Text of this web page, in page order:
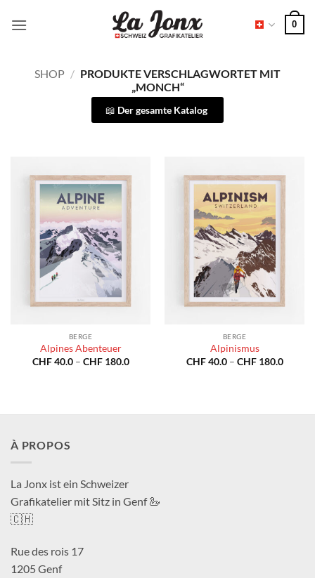
Inhalt
0
SHOP / PRODUKTE VERSCHLAGWORTET MIT
„MONCH“
Der gesamte Katalog
BERGE
Alpines Abenteuer
CHF40.0 – CHF180.0Preisspanne:
BERGE
Alpinismus
CHF40.0 – CHF180.0
À PROPOS
La Jonx ist ein Schweizer
Grafikatelier mit Sitz in Genf 🦢
🇨🇭
Rue des rois 17
1205 Genf